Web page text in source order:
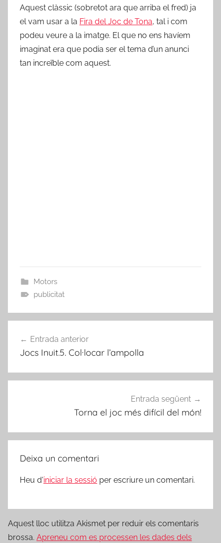
Aquest clàssic (sobretot ara que arriba el fred) ja
el vam usar a la Fira del Joc de Tona, tal i com
podeu veure a la imatge. El que no ens havíem
imaginat era que podia ser el tema d’un anunci
tan increïble com aquest.
Motors
publicitat
d'entrades
Entrada anterior
Jocs Inuit.5. Col·locar l’ampolla
Entrada següent
Torna el joc més difícil del món!
Deixa un comentari
Heu d'iniciar la sessió per escriure un comentari.
Aquest lloc utilitza Akismet per reduir els comentaris
brossa. Apreneu com es processen les dades dels